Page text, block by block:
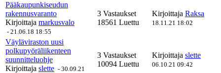
Pääkaupunkiseudun
rakennusvaranto
Kirjoittaja markusvalo
- 21.06.18 18:55
3 Vastaukset
18561 Luettu
Kirjoittaja Raksa
18.11.21 18:02
Väyläviraston uusi
polkupyöräliikenteen
suunnitteluohje
Kirjoittaja slette - 30.09.21
3 Vastaukset
10094 Luettu
Kirjoittaja slette
06.10.21 09:42